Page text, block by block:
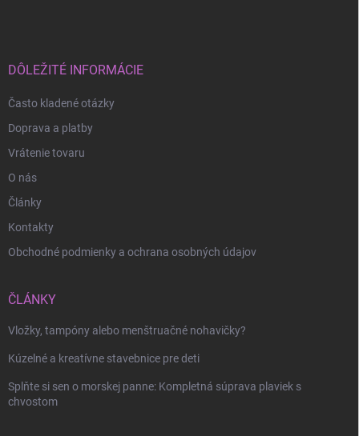
DÔLEŽITÉ INFORMÁCIE
Často kladené otázky
Doprava a platby
Vrátenie tovaru
O nás
Články
Kontakty
Obchodné podmienky a ochrana osobných údajov
ČLÁNKY
Vložky, tampóny alebo menštruačné nohavičky?
Kúzelné a kreatívne stavebnice pre deti
Splňte si sen o morskej panne: Kompletná súprava plaviek s
chvostom